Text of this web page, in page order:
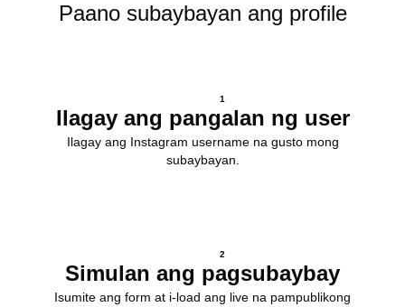
Paano subaybayan ang profile
1
Ilagay ang pangalan ng user
Ilagay ang Instagram username na gusto mong
subaybayan.
2
Simulan ang pagsubaybay
Isumite ang form at i-load ang live na pampublikong